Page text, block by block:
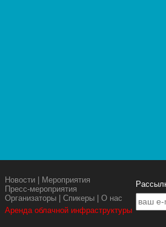
Новости | Мероприятия
Пресс-мероприятия
Организаторы |Спикеры |О нас
Аренда облачной инфраструктуры